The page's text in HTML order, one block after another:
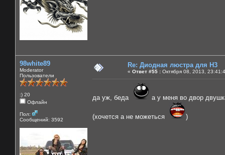
98white89
Moderator
Пользователи
:) 20
Офлайн
Пол:
Сообщений: 3592
Re: Диодная люстра для Н3
« Ответ #55 : Октября 08, 2013,
да уж, беда а у меня во двор
(хочется а не можеться )